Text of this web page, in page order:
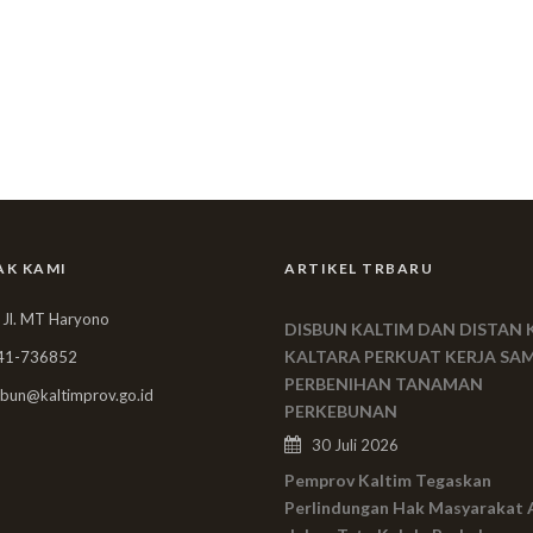
KAMI
MT Haryono
736852
ARTIKEL TRBARU
DISBUN KALTIM DAN DISTAN
KALTARA PERKUAT KERJA
PERBENIHAN TANAMAN
PERKEBUNAN
30 Juli 2026
Pemprov Kaltim Tegaskan
Perlindungan Hak Masyarakat